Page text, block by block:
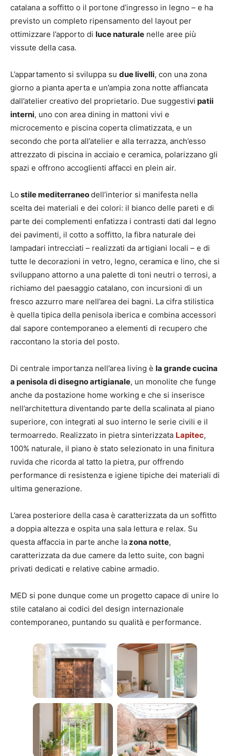
catalana a soffitto o il portone d’ingresso in legno – e ha
previsto un completo ripensamento del layout per
ottimizzare l’apporto di luce naturale nelle aree più
vissute della casa.
L’appartamento si sviluppa su due livelli, con una zona
giorno a pianta aperta e un’ampia zona notte affiancata
dall’atelier creativo del proprietario. Due suggestivi patii
interni, uno con area dining in mattoni vivi e
microcemento e piscina coperta climatizzata, e un
secondo che porta all’atelier e alla terrazza, anch’esso
attrezzato di piscina in acciaio e ceramica, polarizzano gli
spazi e offrono accoglienti affacci en plein air.
Lo stile mediterraneodell’interior si manifesta nella
scelta dei materiali e dei colori: il bianco delle pareti e di
parte dei complementi enfatizza i contrasti dati dal legno
dei pavimenti, il cotto a soffitto, la fibra naturale dei
lampadari intrecciati – realizzati da artigiani locali – e di
tutte le decorazioni in vetro, legno, ceramica e lino, che si
sviluppano attorno a una palette di toni neutri o terrosi, a
richiamo del paesaggio catalano, con incursioni di un
fresco azzurro mare nell’area dei bagni. La cifra stilistica
è quella tipica della penisola iberica e combina accessori
dal sapore contemporaneo a elementi di recupero che
raccontano la storia del posto.
Di centrale importanza nell’area living è la grande cucina
a penisola di disegno artigianale, un monolite che funge
anche da postazione home working e che si inserisce
nell’architettura diventando parte della scalinata al piano
superiore, con integrati al suo interno le serie civili e il
termoarredo. Realizzato in pietra sinterizzata Lapitec,
100% naturale, il piano è stato selezionato in una finitura
ruvida che ricorda al tatto la pietra, pur offrendo
performance di resistenza e igiene tipiche dei materiali di
ultima generazione.
L’area posteriore della casa è caratterizzata da un soffitto
a doppia altezza e ospita una sala lettura e relax. Su
questa affaccia in parte anche lazona notte,
caratterizzata da due camere da letto suite, con bagni
privati dedicati e relative cabine armadio.
MED si pone dunque come un progetto capace di unire lo
stile catalano ai codici del design internazionale
contemporaneo, puntando su qualità e performance.